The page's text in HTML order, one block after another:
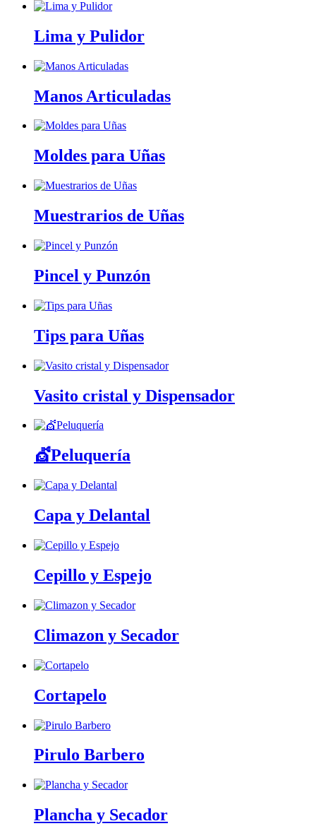
Lima y Pulidor
Manos Articuladas
Moldes para Uñas
Muestrarios de Uñas
Pincel y Punzón
Tips para Uñas
Vasito cristal y Dispensador
💇Peluquería
Capa y Delantal
Cepillo y Espejo
Climazon y Secador
Cortapelo
Pirulo Barbero
Plancha y Secador